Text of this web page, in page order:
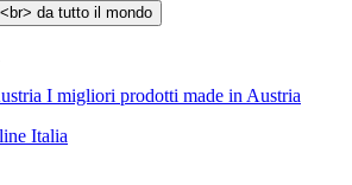
I migliori prodotti made in Austria